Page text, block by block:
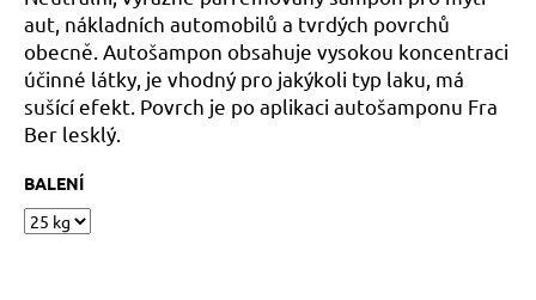
aut, nákladních automobilů a tvrdých povrchů
obecně. Autošampon obsahuje vysokou koncentraci
účinné látky, je vhodný pro jakýkoli typ laku, má
sušící efekt. Povrch je po aplikaci autošamponu Fra
Ber lesklý.
BALENÍ
D
o
o
r
u